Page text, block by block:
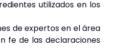
utilizados en los
de expertos en el área
fe de las declaraciones